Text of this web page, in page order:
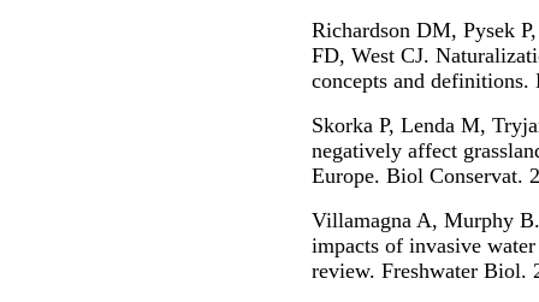
Richardson DM, Pysek
FD, West CJ.
concepts and
Skorka P, Lenda M,
negatively affect
Europe. Biol Conservat.
Villamagna A, Murphy
impacts of invasive
review. Freshwater Biol.